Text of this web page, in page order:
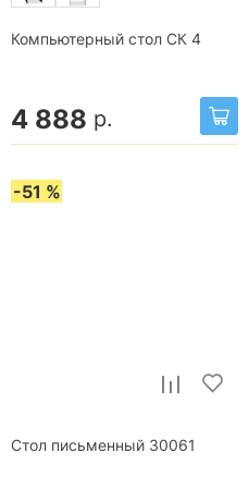
Компьютерный стол СК 4
4 888 р.
-51 %
Стол письменный 30061